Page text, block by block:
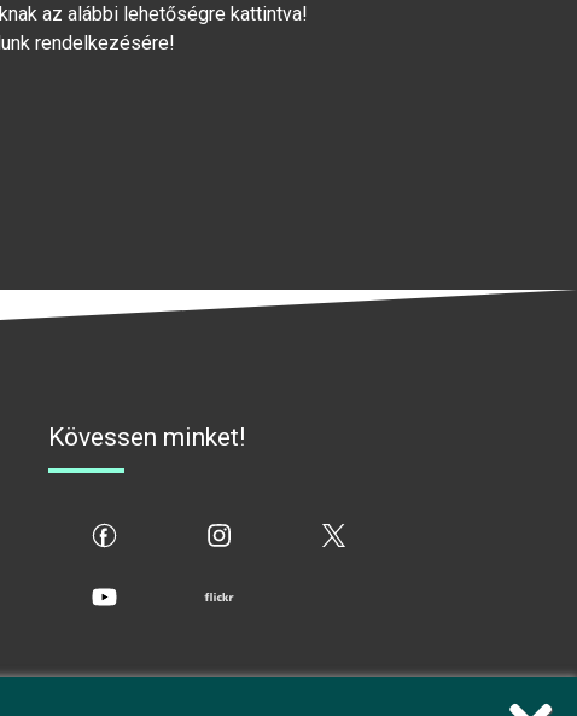
az alábbi lehetőségre kattintva!
rendelkezésére!
Kövessen minket!
flickr